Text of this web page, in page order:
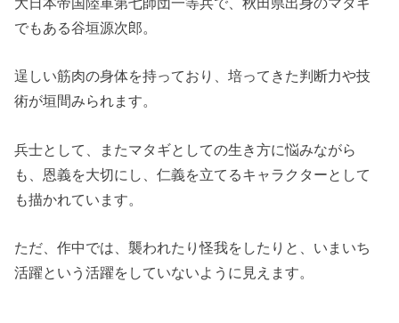
でもある谷垣源次郎。
逞しい筋肉の身体を持っており、培ってきた判断力や技
術が垣間みられます。
兵士として、またマタギとしての生き方に悩みながら
も、恩義を大切にし、仁義を立てるキャラクターとして
も描かれています。
ただ、作中では、襲われたり怪我をしたりと、いまいち
活躍という活躍をしていないように見えます。